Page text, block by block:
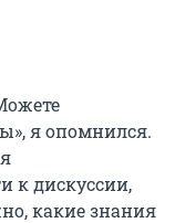
я опомнился.
к дискуссии,
какие знания